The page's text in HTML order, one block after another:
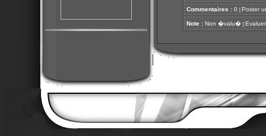
Commentaires : 0 [ Poster
Note : Non �valu� [ Evaluer